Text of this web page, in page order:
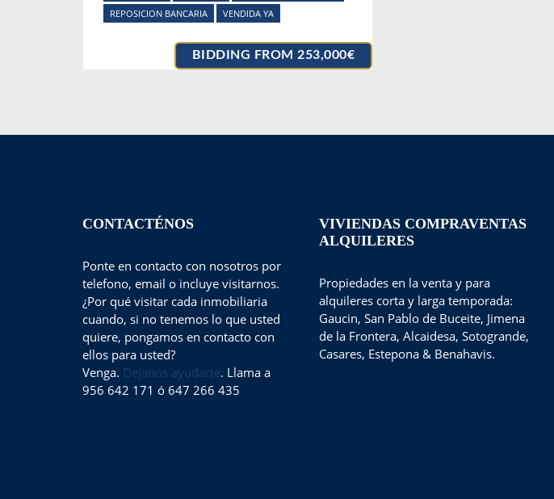
REPOSICION BANCARIA
VENDIDA YA
BIDDING FROM 253,000€
CONTACTÉNOS
Ponte en contacto con nosotros por
telefono, email o incluye visitarnos.
¿Por qué visitar cada inmobiliaria
cuando, si no tenemos lo que usted
quiere, pongamos en contacto con
ellos para usted?
Venga. Dejanos ayudarte. Llama a
956 642 171 ó 647 266 435
VIVIENDAS COMPRAVENTAS
ALQUILERES
Propiedades en la venta y para
alquileres corta y larga temporada:
Gaucin, San Pablo de Buceite, Jimena
de la Frontera, Alcaidesa, Sotogrande,
Casares, Estepona & Benahavis.